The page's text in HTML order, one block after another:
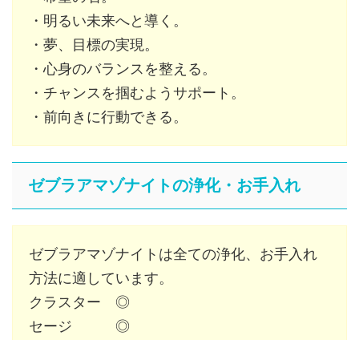
・明るい未来へと導く。
・夢、目標の実現。
・心身のバランスを整える。
・チャンスを掴むようサポート。
・前向きに行動できる。
ゼブラアマゾナイトの浄化・お手入れ
ゼブラアマゾナイトは全ての浄化、お手入れ
方法に適しています。
クラスター ◎
セージ ◎